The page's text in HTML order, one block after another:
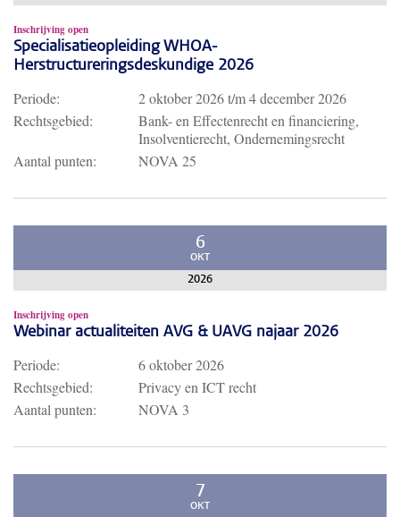
Inschrijving open
Specialisatieopleiding WHOA-
Herstructureringsdeskundige 2026
Periode: 2 oktober 2026t/m4 december 2026
Rechtsgebied:
Bank- en Effectenrecht en financiering,
Insolventierecht, Ondernemingsrecht
Aantal punten:
NOVA 25
6
OKT
2026
Inschrijving open
Webinar actualiteiten AVG & UAVG najaar 2026
Periode:
6 oktober 2026
Rechtsgebied:
Privacy en ICT recht
Aantal punten:
NOVA 3
7
OKT